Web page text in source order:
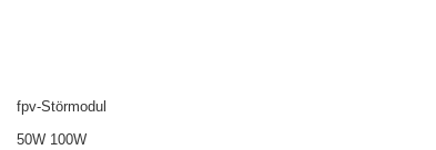
fpv-Störmodul
50W 100W